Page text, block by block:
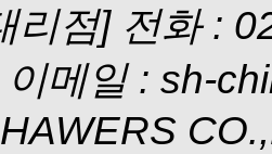
리점] 전화 :
메일 : sh-